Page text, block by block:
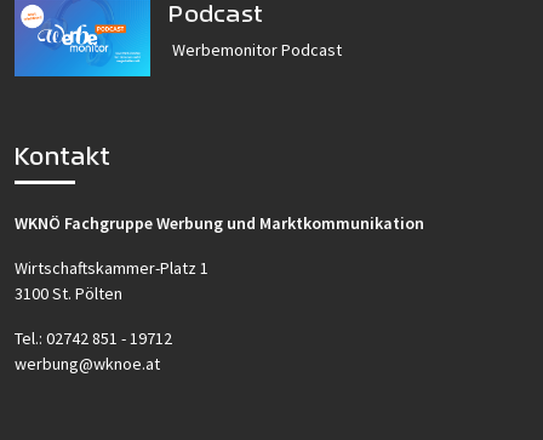
Podcast
Werbemonitor Podcast
Kontakt
WKNÖ Fachgruppe Werbung und Marktkommunikation
Wirtschaftskammer-Platz 1
3100 St. Pölten
Tel.: 02742 851 - 19712
werbung@wknoe.at